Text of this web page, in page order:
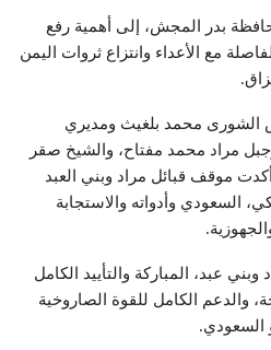
بدر المجش، إلى أهمية رفع
مع الأعداء وانتزاع ثروات اليمن
محمد بلغيث ومديري
وجبل مراد محمد مفتاح، والشيخ صقر
موقف قبائل مراد وبني العبد
السعودي وأدواته والاستجابة
عبد، المباركة والتأييد الكامل
والدعم الكامل للقوة الصاروخية
السعودي.